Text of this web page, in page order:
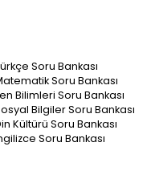
Soru Bankası
Soru Bankası
Bilimleri Soru Bankası
Bilgiler Soru Bankası
Kültürü Soru Bankası
Soru Bankası